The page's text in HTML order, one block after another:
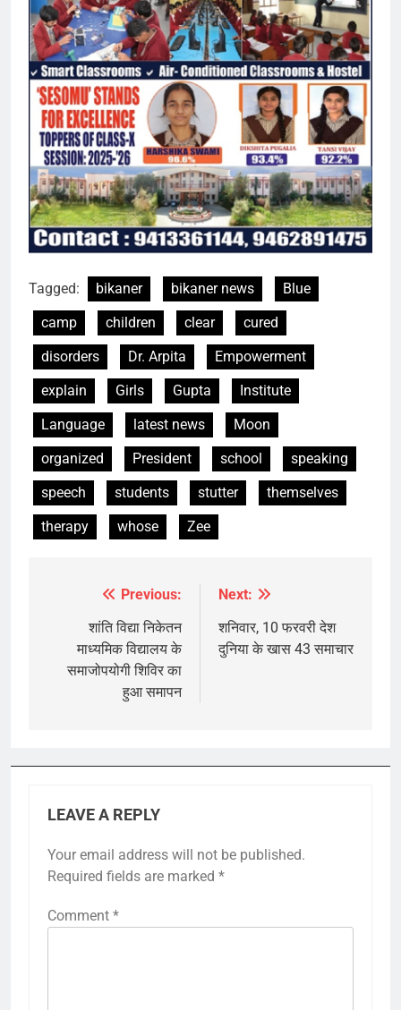
Tagged: bikaner bikaner news
Blue
camp
children clear
cured
disorders
Dr. Arpita
Empowerment
explain
Girls Gupta
Institute
Language
latest news
Moon
organized
President school
speaking
speech
students stutter
themselves
therapy
whose Zee
navigation
Previous:
शांति विद्या निकेतन
माध्यमिक विद्यालय के
समाजोपयोगी शिविर का
हुआ समापन
Next:
शनिवार, 10 फरवरी देश
दुनिया के खास 43 समाचार
LEAVE A REPLY
Your email address will not be published.
Required fields are marked *
Comment *